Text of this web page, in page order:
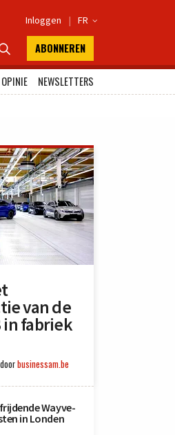
Inloggen | FR 
ABONNEREN
OPINIE
NEWSLETTERS
van de
fabriek
doorbusinessam.be
Wayve-
in Londen